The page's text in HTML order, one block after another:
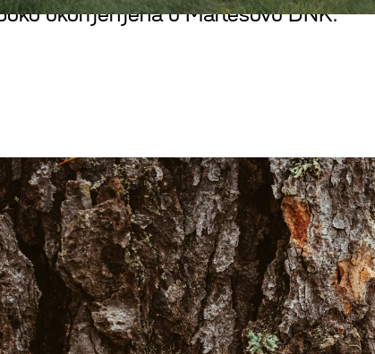
ukorijenjena u Marlesovu DNK.